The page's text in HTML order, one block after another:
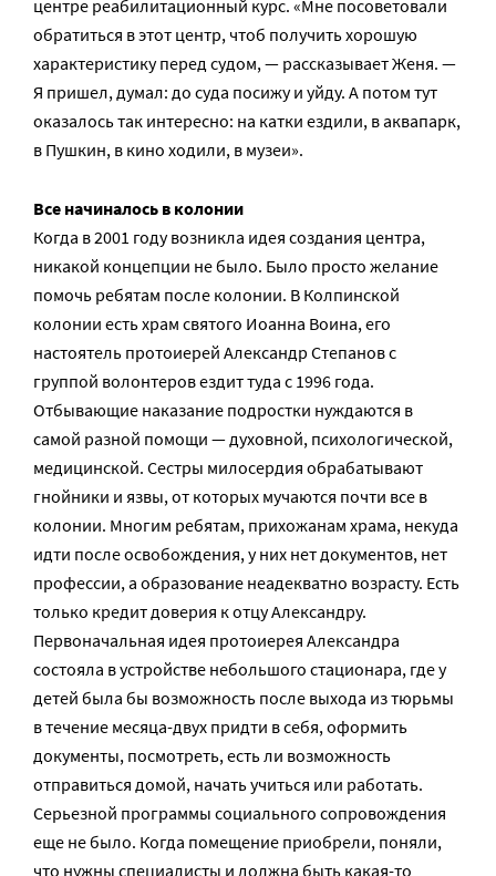
центре реабилитационный курс. «Мне посоветовали
обратиться в этот центр, чтоб получить хорошую
характеристику перед судом, — рассказывает Женя. —
Я пришел, думал: до суда посижу и уйду. А потом тут
оказалось так интересно: на катки ездили, в аквапарк,
в Пушкин, в кино ходили, в музеи».
Все начиналось в колонии
Когда в 2001 году возникла идея создания центра,
никакой концепции не было. Было просто желание
помочь ребятам после колонии. В Колпинской
колонии есть храм святого Иоанна Воина, его
настоятель протоиерей Александр Степанов с
группой волонтеров ездит туда с 1996 года.
Отбывающие наказание подростки нуждаются в
самой разной помощи — духовной, психологической,
медицинской. Сестры милосердия обрабатывают
гнойники и язвы, от которых мучаются почти все в
колонии. Многим ребятам, прихожанам храма, некуда
идти после освобождения, у них нет документов, нет
профессии, а образование неадекватно возрасту. Есть
только кредит доверия к отцу Александру.
Первоначальная идея протоиерея Александра
состояла в устройстве небольшого стационара, где у
детей была бы возможность после выхода из тюрьмы
в течение месяца-двух придти в себя, оформить
документы, посмотреть, есть ли возможность
отправиться домой, начать учиться или работать.
Серьезной программы социального сопровождения
еще не было. Когда помещение приобрели, поняли,
что нужны специалисты и должна быть какая-то